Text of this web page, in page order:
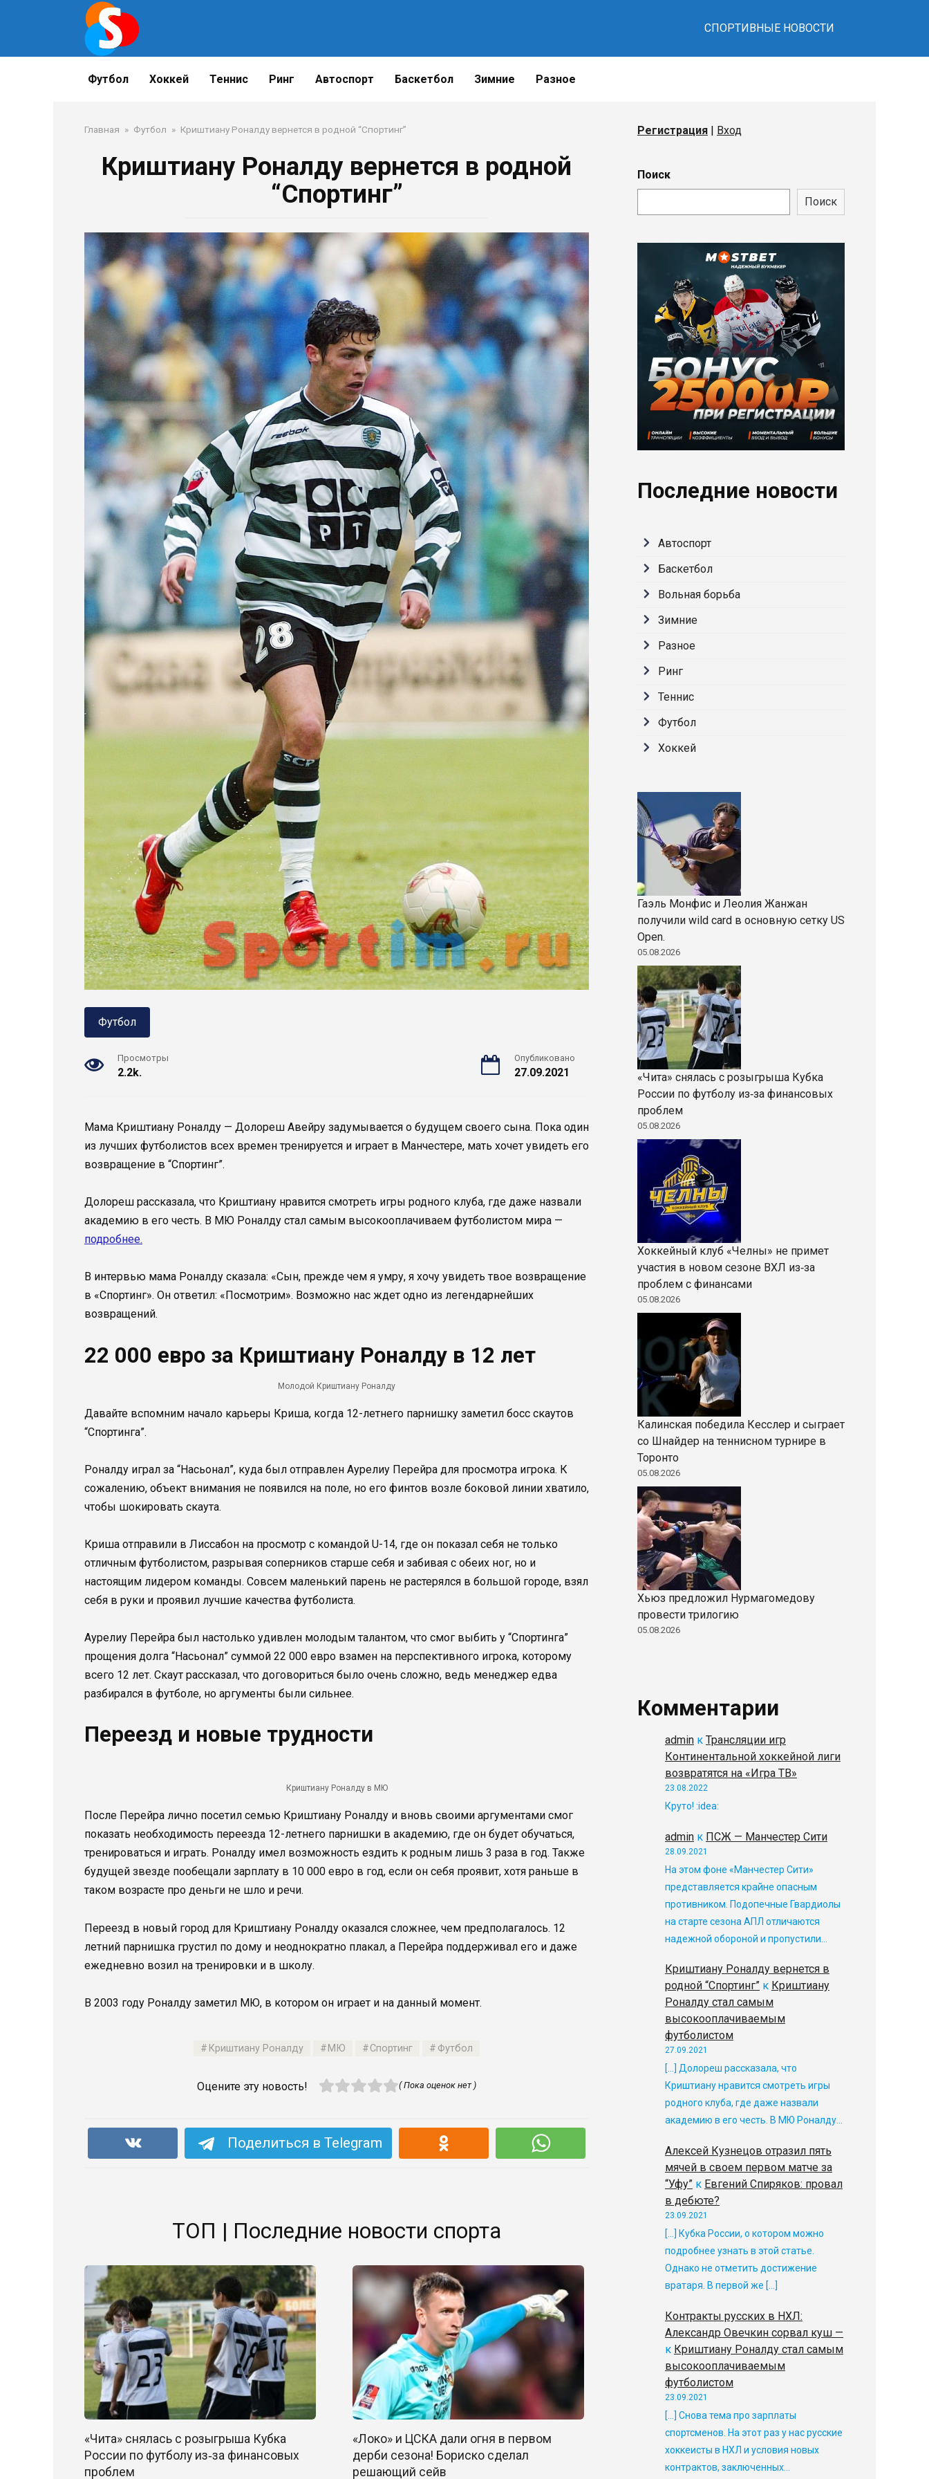
СПОРТИВНЫЕ НОВОСТИ
Футбол Хоккей Теннис Ринг Автоспорт Баскетбол Зимние Разное
Главная » Футбол » Криштиану Роналду вернется в родной “Спортинг”
Криштиану Роналду вернется в родной
“Спортинг”
Футбол
Просмотры
2.2k.
Опубликовано
27.09.2021
Мама Криштиану Роналду — Долореш Авейру задумывается о будущем своего сына. Пока один
из лучших футболистов всех времен тренируется и играет в Манчестере, мать хочет увидеть его
возвращение в “Спортинг”.
Долореш рассказала, что Криштиану нравится смотреть игры родного клуба, где даже назвали
академию в его честь. В МЮ Роналду стал самым высокооплачиваем футболистом мира —
подробнее.
В интервью мама Роналду сказала: «Сын, прежде чем я умру, я хочу увидеть твое возвращение
в «Спортинг». Он ответил: «Посмотрим». Возможно нас ждет одно из легендарнейших
возвращений.
22 000 евро за Криштиану Роналду в 12 лет
Молодой Криштиану Роналду
Давайте вспомним начало карьеры Криша, когда 12-летнего парнишку заметил босс скаутов
“Спортинга”.
Роналду играл за “Насьонал”, куда был отправлен Аурелиу Перейра для просмотра игрока. К
сожалению, объект внимания не появился на поле, но его финтов возле боковой линии хватило,
чтобы шокировать скаута.
Криша отправили в Лиссабон на просмотр с командой U-14, где он показал себя не только
отличным футболистом, разрывая соперников старше себя и забивая с обеих ног, но и
настоящим лидером команды. Совсем маленький парень не растерялся в большой городе, взял
себя в руки и проявил лучшие качества футболиста.
Аурелиу Перейра был настолько удивлен молодым талантом, что смог выбить у “Спортинга”
прощения долга “Насьонал” суммой 22 000 евро взамен на перспективного игрока, которому
всего 12 лет. Скаут рассказал, что договориться было очень сложно, ведь менеджер едва
разбирался в футболе, но аргументы были сильнее.
Переезд и новые трудности
Криштиану Роналду в МЮ
После Перейра лично посетил семью Криштиану Роналду и вновь своими аргументами смог
показать необходимость переезда 12-летнего парнишки в академию, где он будет обучаться,
тренироваться и играть. Роналду имел возможность ездить к родным лишь 3 раза в год. Также
будущей звезде пообещали зарплату в 10 000 евро в год, если он себя проявит, хотя раньше в
таком возрасте про деньги не шло и речи.
Переезд в новый город для Криштиану Роналду оказался сложнее, чем предполагалось. 12
летний парнишка грустил по дому и неоднократно плакал, а Перейра поддерживал его и даже
ежедневно возил на тренировки и в школу.
В 2003 году Роналду заметил МЮ, в котором он играет и на данный момент.
Криштиану Роналду МЮ Спортинг Футбол
Оцените эту новость! ( Пока оценок нет )
Поделиться в Telegram
ТОП | Последние новости спорта
«Чита» снялась с розыгрыша Кубка
России по футболу из‑за финансовых
проблем
«Локо» и ЦСКА дали огня в первом
дерби сезона! Бориско сделал
решающий сейв
Регистрация | Вход
Поиск
Поиск
Последние новости
Автоспорт
Баскетбол
Вольная борьба
Зимние
Разное
Ринг
Теннис
Футбол
Хоккей
Гаэль Монфис и Леолия Жанжан
получили wild card в основную сетку US
Open.
05.08.2026
«Чита» снялась с розыгрыша Кубка
России по футболу из‑за финансовых
проблем
05.08.2026
Хоккейный клуб «Челны» не примет
участия в новом сезоне ВХЛ из‑за
проблем с финансами
05.08.2026
Калинская победила Кесслер и сыграет
со Шнайдер на теннисном турнире в
Торонто
05.08.2026
Хьюз предложил Нурмагомедову
провести трилогию
05.08.2026
Комментарии
admin к Трансляции игр
Континентальной хоккейной лиги
возвратятся на «Игра ТВ»
23.08.2022
Круто! :idea:
admin к ПСЖ — Манчестер Сити
28.09.2021
На этом фоне «Манчестер Сити»
представляется крайне опасным
противником. Подопечные Гвардиолы
на старте сезона АПЛ отличаются
надежной обороной и пропустили…
Криштиану Роналду вернется в
родной “Спортинг” к Криштиану
Роналду стал самым
высокооплачиваемым
футболистом
27.09.2021
[…] Долореш рассказала, что
Криштиану нравится смотреть игры
родного клуба, где даже назвали
академию в его честь. В МЮ Роналду…
Алексей Кузнецов отразил пять
мячей в своем первом матче за
“Уфу” к Евгений Спиряков: провал
в дебюте?
23.09.2021
[…] Кубка России, о котором можно
подробнее узнать в этой статье.
Однако не отметить достижение
вратаря. В первой же […]
Контракты русских в НХЛ:
Александр Овечкин сорвал куш —
к Криштиану Роналду стал самым
высокооплачиваемым
футболистом
23.09.2021
[…] Снова тема про зарплаты
спортсменов. На этот раз у нас русские
хоккеисты в НХЛ и условия новых
контрактов, заключенных…